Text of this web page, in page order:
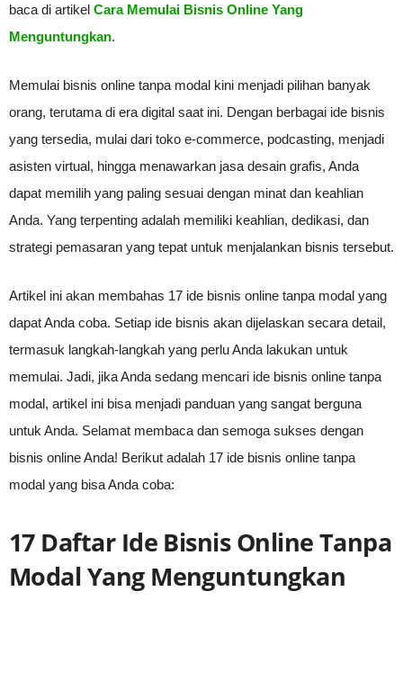
baca di artikel Cara Memulai Bisnis Online Yang
Menguntungkan.
Memulai bisnis online tanpa modal kini menjadi pilihan banyak
orang, terutama di era digital saat ini. Dengan berbagai ide bisnis
yang tersedia, mulai dari toko e-commerce, podcasting, menjadi
asisten virtual, hingga menawarkan jasa desain grafis, Anda
dapat memilih yang paling sesuai dengan minat dan keahlian
Anda. Yang terpenting adalah memiliki keahlian, dedikasi, dan
strategi pemasaran yang tepat untuk menjalankan bisnis tersebut.
Artikel ini akan membahas 17 ide bisnis online tanpa modal yang
dapat Anda coba. Setiap ide bisnis akan dijelaskan secara detail,
termasuk langkah-langkah yang perlu Anda lakukan untuk
memulai. Jadi, jika Anda sedang mencari ide bisnis online tanpa
modal, artikel ini bisa menjadi panduan yang sangat berguna
untuk Anda. Selamat membaca dan semoga sukses dengan
bisnis online Anda! Berikut adalah 17 ide bisnis online tanpa
modal yang bisa Anda coba:
17 Daftar Ide Bisnis Online Tanpa
Modal Yang Menguntungkan